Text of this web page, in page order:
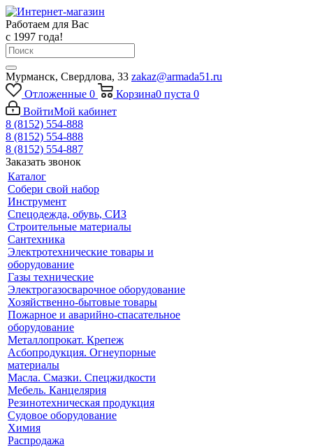
Работаем для Вас
с 1997 года!
Мурманск, Свердлова, 33 zakaz@armada51.ru
Отложенные 0 Корзина0 пуста 0
ВойтиМой кабинет
8 (8152) 554-888
8 (8152) 554-888
8 (8152) 554-887
Заказать звонок
Каталог
Собери свой набор
Инструмент
Спецодежда, обувь, СИЗ
Строительные материалы
Сантехника
Электротехнические товары и
оборудование
Газы технические
Электрогазосварочное оборудование
Хозяйственно-бытовые товары
Пожарное и аварийно-спасательное
оборудование
Металлопрокат. Крепеж
Асбопродукция. Огнеупорные
материалы
Масла. Смазки. Спецжидкости
Мебель. Канцелярия
Резинотехническая продукция
Судовое оборудование
Химия
Распродажа